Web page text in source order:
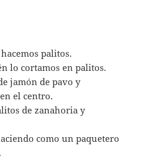
palitos.
lo cortamos en palitos.
jamón de pavo y
el centro.
de zanahoria y
como un paquetero